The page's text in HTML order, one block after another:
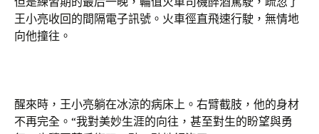
王小亮收回的間隔電子訊號。火車徑直飛速行駛，無情地
向他撞往。
醒來時，王小亮躺在冰涼的病床上。右臂截肢，他的身材
不再完全。“我對美妙生涯的向往，甚至對生的盼望與勇